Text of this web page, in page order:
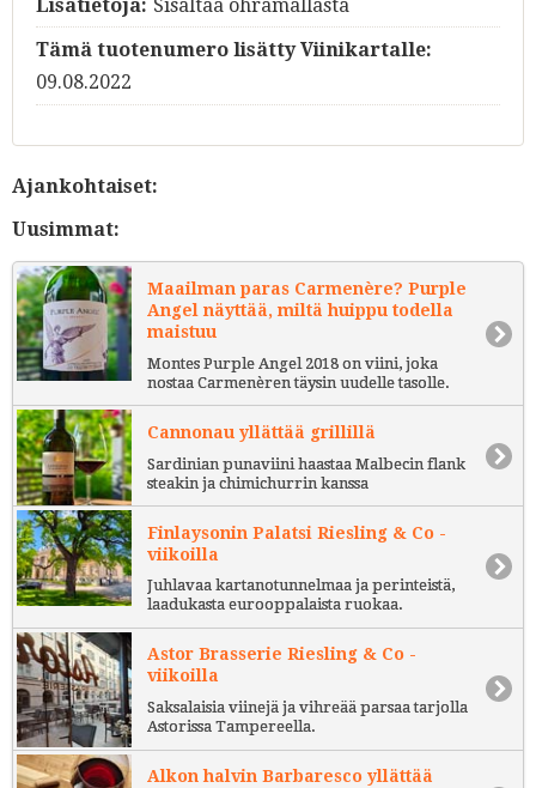
Lisätietoja: Sisältää ohramallasta
Tämä tuotenumero lisätty Viinikartalle:
09.08.2022
Ajankohtaiset:
Uusimmat:
Maailman paras Carmenère? Purple
Angel näyttää, miltä huippu todella
maistuu
Montes Purple Angel 2018 on viini, joka
nostaa Carmenèren täysin uudelle tasolle.
Cannonau yllättää grillillä
Sardinian punaviini haastaa Malbecin flank
steakin ja chimichurrin kanssa
Finlaysonin Palatsi Riesling & Co -
viikoilla
Juhlavaa kartanotunnelmaa ja perinteistä,
laadukasta eurooppalaista ruokaa.
Astor Brasserie Riesling & Co -
viikoilla
Saksalaisia viinejä ja vihreää parsaa tarjolla
Astorissa Tampereella.
Alkon halvin Barbaresco yllättää